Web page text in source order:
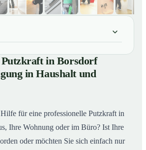
Putzkraft in Borsdorf gesucht:
und Gewerbe
Sie eine Putzkraft in Borsdorf
Putzkraft in Borsdorf
in Haushalt und
für eine professionelle Putzkraft in
Ihre Wohnung oder im Büro? Ist Ihre
oder möchten Sie sich einfach nur